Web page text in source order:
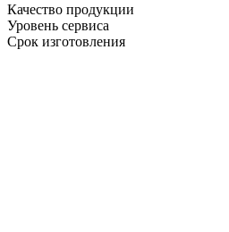
Качество продукции
Уровень сервиса
Срок изготовления